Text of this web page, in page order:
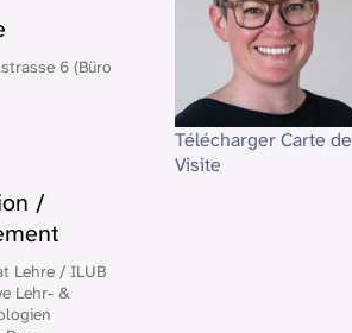
6 (Büro
/
Lehre / ILUB
Lehr- &
Télécharger Carte de
Visite